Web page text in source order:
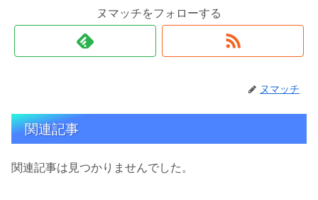
ヌマッチをフォローする
ヌマッチ
関連記事
関連記事は見つかりませんでした。